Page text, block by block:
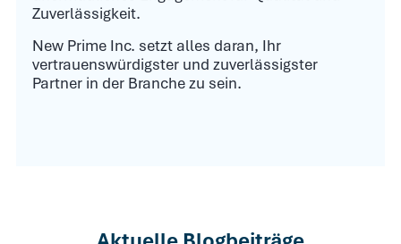
Zuverlässigkeit.
New Prime Inc. setzt alles daran, Ihr
vertrauenswürdigster und zuverlässigster
Partner in der Branche zu sein.